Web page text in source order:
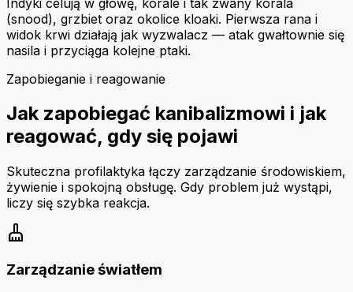
(snood), grzbiet oraz okolice kloaki. Pierwsza rana i
widok krwi działają jak wyzwalacz — atak gwałtownie się
nasila i przyciąga kolejne ptaki.
Zapobieganie i reagowanie
Jak zapobiegać kanibalizmowi i jak
reagować, gdy się pojawi
Skuteczna profilaktyka łączy zarządzanie środowiskiem,
żywienie i spokojną obsługę. Gdy problem już wystąpi,
liczy się szybka reakcja.
cleaning_services
Zarządzanie światłem